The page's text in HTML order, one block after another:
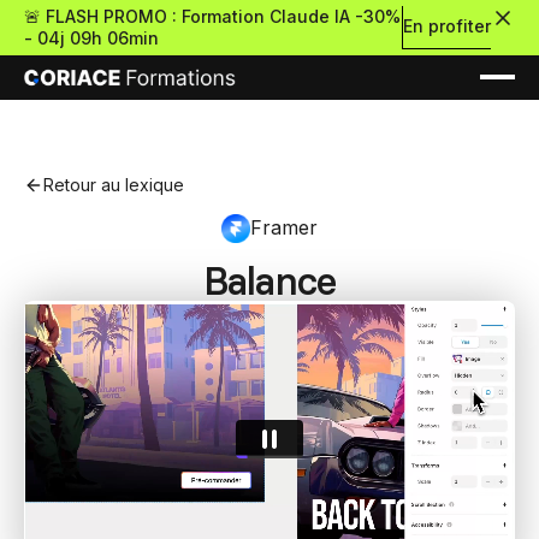
🚨 FLASH PROMO : Formation Claude IA -30%
- 04j 09h 06min
En profiter
Retour
Ressources Premium
Formations
Pour découvrir le no-
Retour À propos
Retour au lexique
Framer
Balance